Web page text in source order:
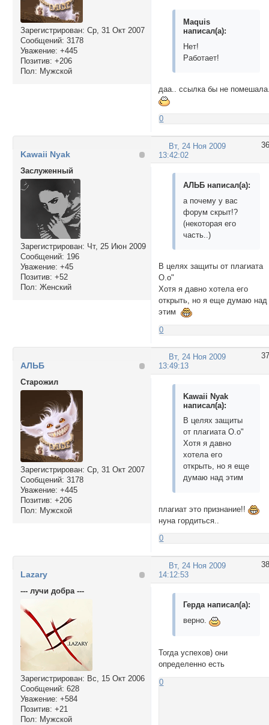
Зарегистрирован: Ср, 31 Окт 2007
Сообщений: 3178
Уважение: +445
Позитив: +206
Пол: Мужской
Maquis
написал(а):
Нет!
Работает!
даа.. ссылка бы не
0
36
Вт, 24 Ноя 2009
13:42:02
Kawaii Nyak
Заслуженный
Зарегистрирован: Чт, 25 Июн 2009
Сообщений: 196
Уважение: +45
Позитив: +52
Пол: Женский
АЛЬБ написал(а):
а почему у вас
форум скрыт!?
(некоторая его
часть..)
В целях защиты от плагиата
О.о"
Хотя я давно хотела его
открыть, но я еще думаю над
этим
0
37
Вт, 24 Ноя 2009
13:49:13
АЛЬБ
Cтарожил
Зарегистрирован: Ср, 31 Окт 2007
Сообщений: 3178
Уважение: +445
Позитив: +206
Пол: Мужской
Kawaii Nyak
написал(а):
В целях защиты
от плагиата О.о"
Хотя я давно
хотела его
открыть, но я еще
думаю над этим
плагиат это признание!!
нуна гордиться..
0
38
Вт, 24 Ноя 2009
14:12:53
Lazary
--- лучи добра ---
Зарегистрирован: Вс, 15 Окт 2006
Сообщений: 628
Уважение: +584
Позитив: +21
Пол: Мужской
Герда написал(а):
верно.
Тогда успехов) они
определенно есть
0